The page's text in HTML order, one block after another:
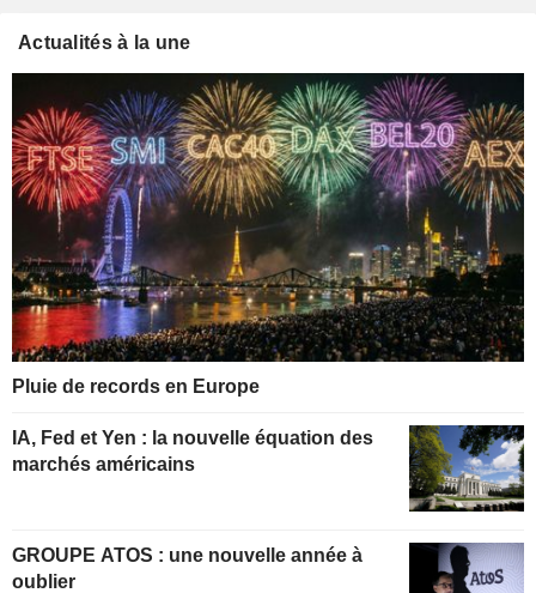
Actualités à la une
Pluie de records en Europe
IA, Fed et Yen : la nouvelle équation des
marchés américains
GROUPE ATOS : une nouvelle année à
oublier